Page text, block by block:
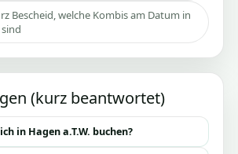
Bescheid, welche Kombis am Datum in
sind
(kurz beantwortet)
in Hagen a.T.W. buchen?